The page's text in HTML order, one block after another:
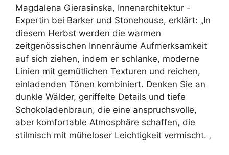
Magdalena Gierasinska, Innenarchitektur -
Expertin bei Barker und Stonehouse, erklärt: „In
diesem Herbst werden die warmen
zeitgenössischen Innenräume Aufmerksamkeit
auf sich ziehen, indem er schlanke, moderne
Linien mit gemütlichen Texturen und reichen,
einladenden Tönen kombiniert. Denken Sie an
dunkle Wälder, geriffelte Details und tiefe
Schokoladenbraun, die eine anspruchsvolle,
aber komfortable Atmosphäre schaffen, die
stilmisch mit müheloser Leichtigkeit vermischt. ‚